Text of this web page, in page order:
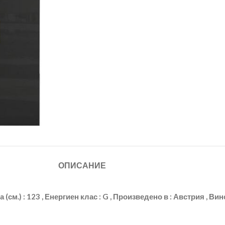
ОПИСАНИЕ
: 123 , Енергиен клас : G , Произведено в : Австрия ,